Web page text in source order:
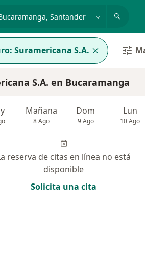
Suramericana S.A.
S.A. en Bucaramanga
Mañana
8 Ago
Dom
9 Ago
Lun
10 Ago
reserva de citas en línea no está
disponible
Solicita una cita